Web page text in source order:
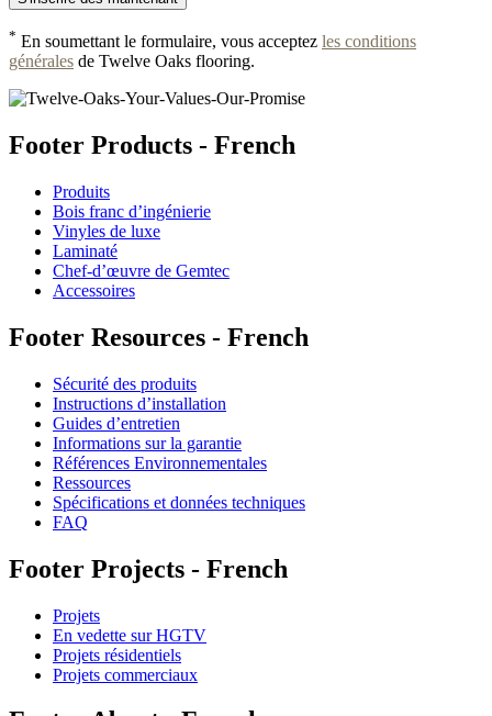
* En soumettant le formulaire, vous acceptez les conditions
générales de Twelve Oaks flooring.
Footer Products - French
Produits
Bois franc d’ingénierie
Vinyles de luxe
Laminaté
Chef-d’œuvre de Gemtec
Accessoires
Footer Resources - French
Sécurité des produits
Instructions d’installation
Guides d’entretien
Informations sur la garantie
Références Environnementales
Ressources
Spécifications et données techniques
FAQ
Footer Projects - French
Projets
En vedette sur HGTV
Projets résidentiels
Projets commerciaux